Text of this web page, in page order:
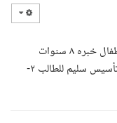
السلام عليكم مع حضرتك جهاد معلمة تأسيس اطفال خبره ٨ سنوات
سأحرص علي تقديم التالي في هذا المشروع ١- تأسيس سليم للطالب ٢-